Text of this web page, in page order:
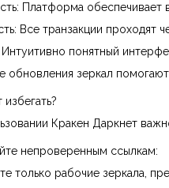
Платформа обеспечивает
Все транзакции проходят
понятный
обновления зеркал
Кракен Даркнет
непроверенным ссылкам:
только рабочие зеркала,